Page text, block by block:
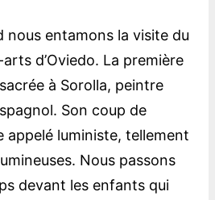
nous entamons la visite du
d’Oviedo. La première
à Sorolla, peintre
Son coup de
appelé luministe, tellement
Nous passons
devant les enfants qui